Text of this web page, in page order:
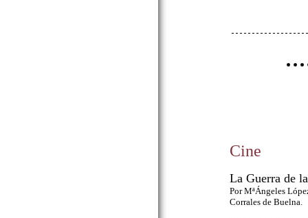
Cine
La Guerra de
Por MªÁngeles
Corrales de Buelna.